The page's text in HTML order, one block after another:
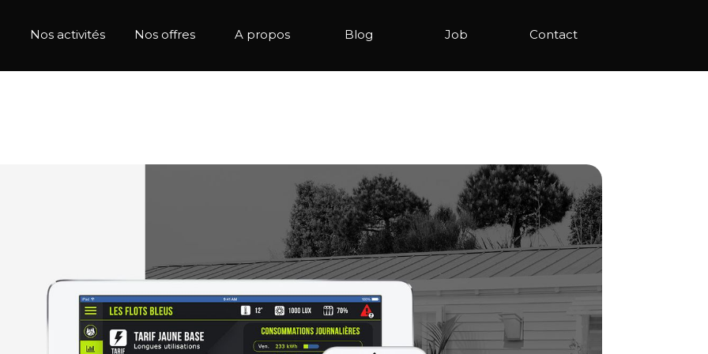
Nos activités Nos offres A propos Blog Job Contact